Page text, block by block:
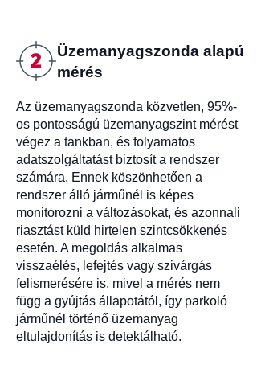
Üzemanyagszonda alapú
mérés
Az üzemanyagszonda közvetlen, 95%-
os pontosságú üzemanyagszint mérést
végez a tankban, és folyamatos
adatszolgáltatást biztosít a rendszer
számára. Ennek köszönhetően a
rendszer álló járműnél is képes
monitorozni a változásokat, és azonnali
riasztást küld hirtelen szintcsökkenés
esetén. A megoldás alkalmas
visszaélés, lefejtés vagy szivárgás
felismerésére is, mivel a mérés nem
függ a gyújtás állapotától, így parkoló
járműnél történő üzemanyag
eltulajdonítás is detektálható.